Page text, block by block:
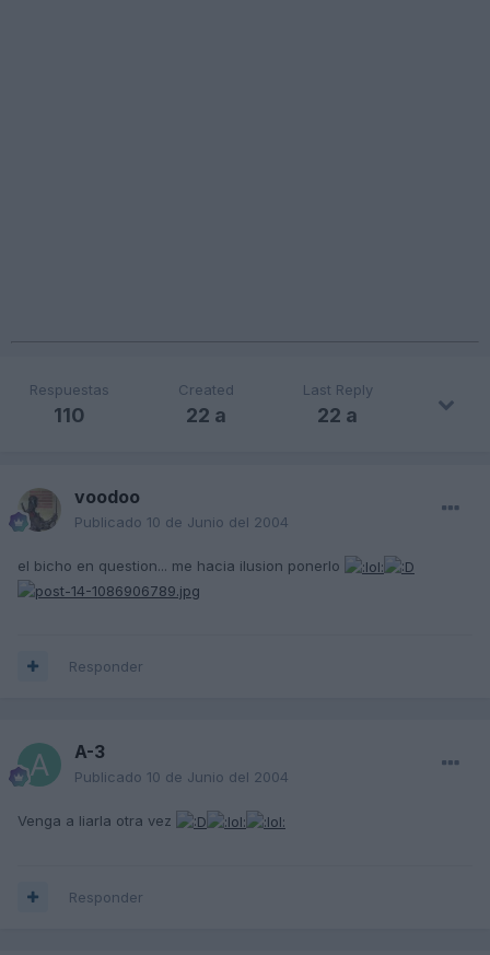
Respuestas
110
Created
22 a
Last Reply
22 a
voodoo
Publicado 10 de Junio del 2004
el bicho en question... me hacia ilusion ponerlo
Responder
A-3
Publicado 10 de Junio del 2004
Venga a liarla otra vez
Responder